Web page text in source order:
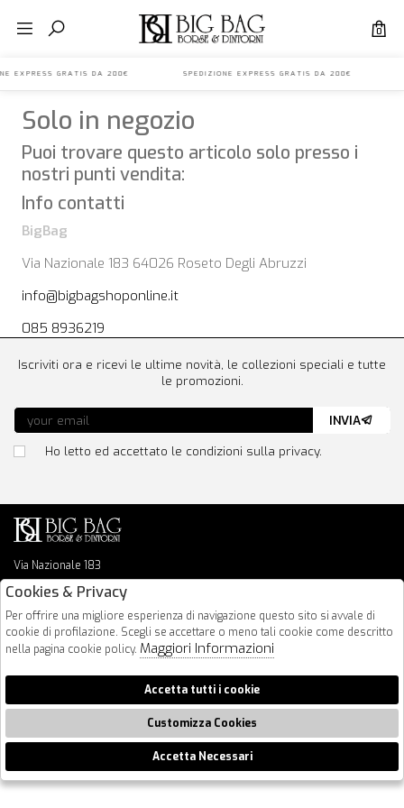
0
EXPRESS GRATIS DA 200€ SPEDIZIONE EXPRESS GRATIS DA
Solo in negozio
Puoi trovare questo articolo solo presso i
nostri punti vendita:
Info contatti
BigBag
Via Nazionale 183 64026 Roseto Degli Abruzzi
info@bigbagshoponline.it
085 8936219
Via Nazionale 183
64026 Roseto Degli Abruzzi
info@bigbagshoponline.it
follow us
Iscriviti ora e ricevi le ultime novità, le collezioni speciali e tutte
le promozioni.
Ho letto ed accettato le condizioni sulla privacy.
INVIA
2026 BigBag - P.iva : 00916940679 Powered by
🍪
Cookies & Privacy
Per offrire una migliore esperienza di navigazione questo sito si avvale di
cookie di profilazione. Scegli se accettare o meno tali cookie come descritto
nella pagina cookie policy. Maggiori Informazioni
Accetta tutti i cookie
Customizza Cookies
Accetta Necessari